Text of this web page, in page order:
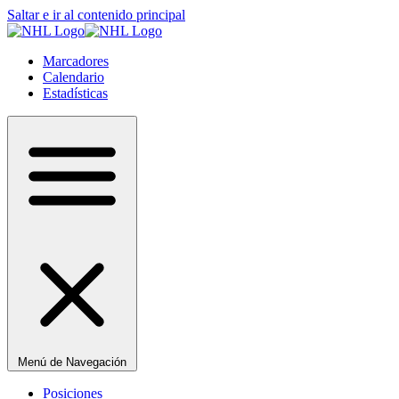
Saltar e ir al contenido principal
Marcadores
Calendario
Estadísticas
Menú de Navegación
Posiciones